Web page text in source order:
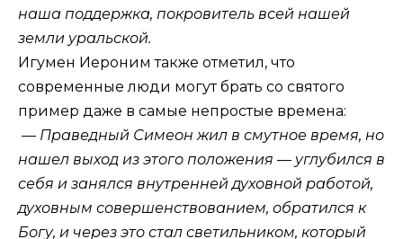
наша поддержка, покровитель всей нашей
земли уральской.
Игумен Иероним также отметил, что
современные люди могут брать со святого
пример даже в самые непростые времена:
— Праведный Симеон жил в смутное время, но
нашел выход из этого положения — углубился в
себя и занялся внутренней духовной работой,
духовным совершенствованием, обратился к
Богу, и через это стал светильником, который